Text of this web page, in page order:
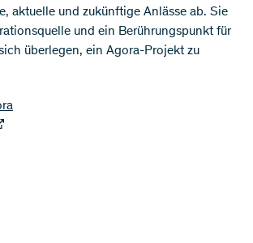
aktuelle und zukünftige Anlässe ab. Sie
und ein Berührungspunkt für
überlegen, ein Agora-Projekt zu